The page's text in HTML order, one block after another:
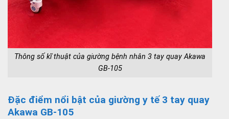
Thông số kĩ thuật của giường bệnh nhân 3 tay quay Akawa
GB-105
Đặc điểm nổi bật của giường y tế 3 tay quay
Akawa GB-105